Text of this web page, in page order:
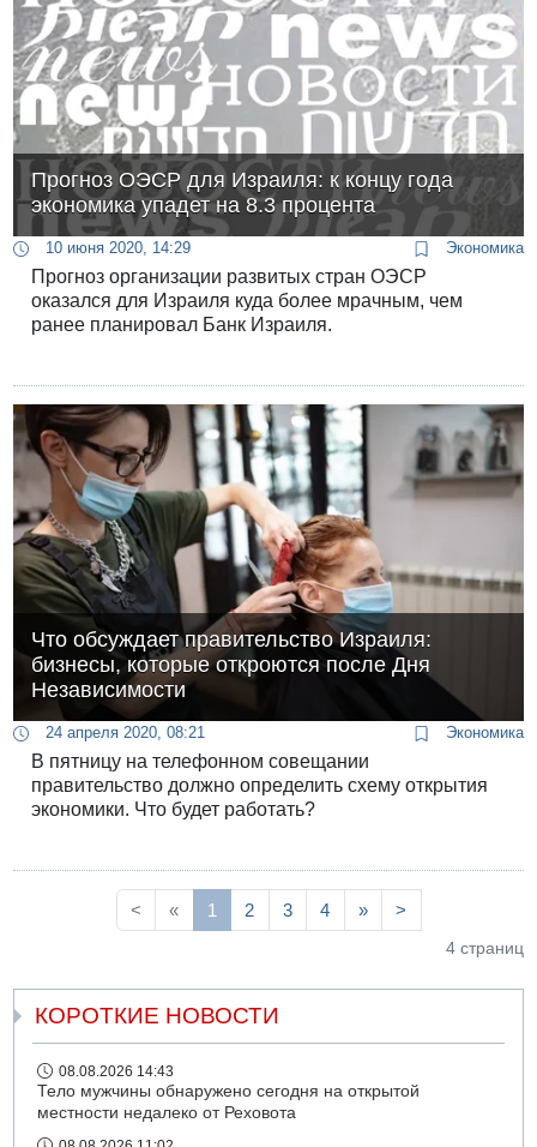
Прогноз ОЭСР для Израиля: к концу года
экономика упадет на 8.3 процента
10 июня 2020, 14:29 Экономика
Прогноз организации развитых стран ОЭСР
оказался для Израиля куда более мрачным, чем
ранее планировал Банк Израиля.
Что обсуждает правительство Израиля:
бизнесы, которые откроются после Дня
Независимости
24 апреля 2020, 08:21 Экономика
В пятницу на телефонном совещании
правительство должно определить схему открытия
экономики. Что будет работать?
< « 1 2 3 4 » >
4 страниц
КОРОТКИЕ НОВОСТИ
08.08.2026 14:43
Тело мужчины обнаружено сегодня на открытой
местности недалеко от Реховота